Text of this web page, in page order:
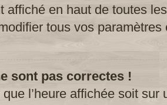
affiché en haut de toutes
tous vos paramètres
sont pas correctes !
l’heure affichée soit